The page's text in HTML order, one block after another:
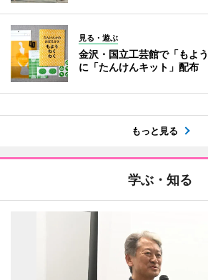
見る・遊ぶ
金沢・国立工芸館で「もよ
に「たんけんキット」配布
もっと見る
学ぶ・知る